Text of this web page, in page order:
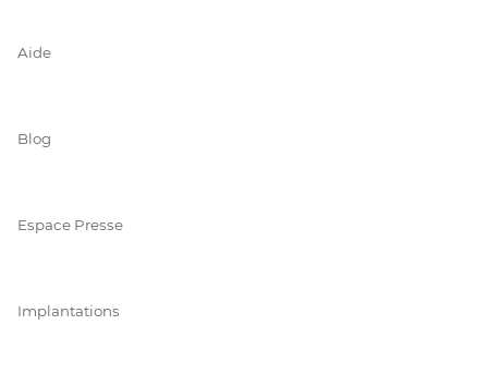
Aide
Blog
Espace Presse
Implantations